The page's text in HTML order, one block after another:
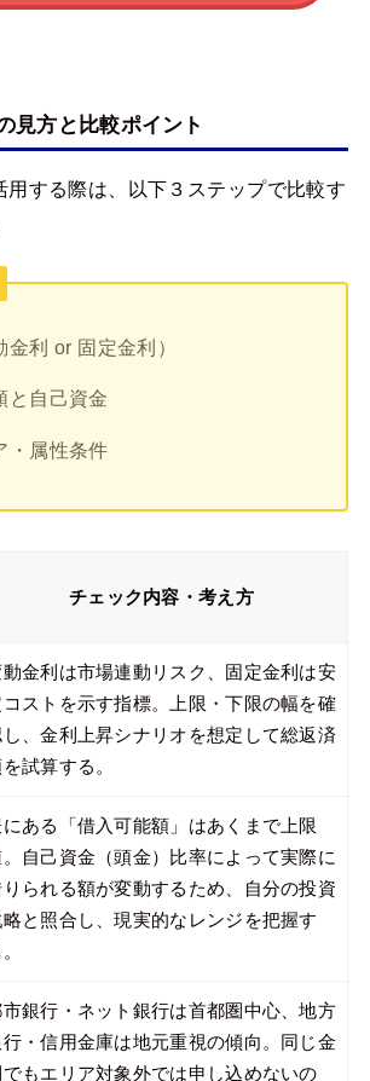
見方と比較ポイント
用する際は、以下３ステップで比較す
金利 or 固定金利）
と自己資金
・属性条件
チェック内容・考え方
動金利は市場連動リスク、固定金利は安
コストを示す指標。上限・下限の幅を確
し、金利上昇シナリオを想定して総返済
試算する。
ある「借入可能額」はあくまで上限
自己資金（頭金）比率によって実際に
られる額が変動するため、自分の投資
と照合し、現実的なレンジを把握す
市銀行・ネット銀行は首都圏中心、地方
・信用金庫は地元重視の傾向。同じ金
もエリア対象外では申し込めないの